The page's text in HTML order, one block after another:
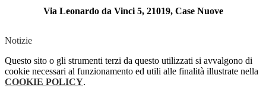
Via Leonardo da Vinci 5, 21019, Case Nuove
Notizie
Questo sito o gli strumenti terzi da questo utilizzati si avvalgono di
cookie necessari al funzionamento ed utili alle finalità illustrate nella
COOKIE POLICY.